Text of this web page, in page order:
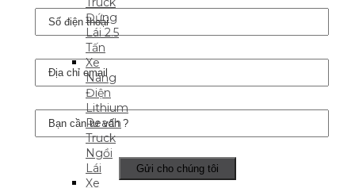
Đứng
Lái 2.5
Tấn
Xe
Nâng
Điện
Lithium
Reach
Truck
Ngồi
Lái
Xe